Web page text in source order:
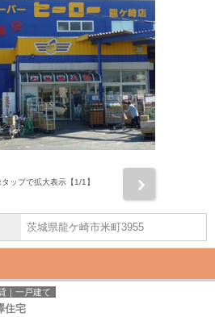
タップで拡大表示【1/1】
茨城県龍ケ崎市米町3955
｜一戸建て
住宅